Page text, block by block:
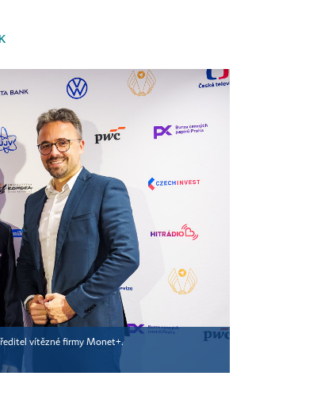
ředitel vítězné firmy Monet+.